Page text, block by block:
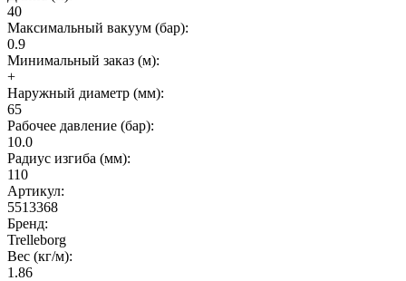
40
Максимальный вакуум (бар):
0.9
Минимальный заказ (м):
+
Наружный диаметр (мм):
65
Рабочее давление (бар):
10.0
Радиус изгиба (мм):
110
Артикул:
5513368
Бренд:
Trelleborg
Вес (кг/м):
1.86